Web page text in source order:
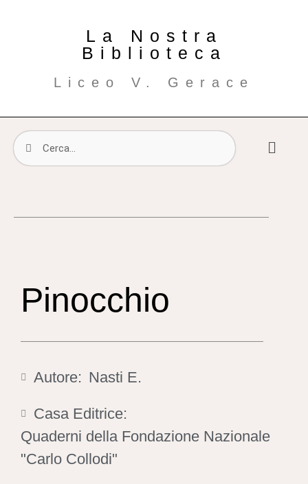
La Nostra
Biblioteca
Liceo V. Gerace
Pinocchio
Autore: Nasti E.
Casa Editrice:
Quaderni della Fondazione Nazionale
"Carlo Collodi"